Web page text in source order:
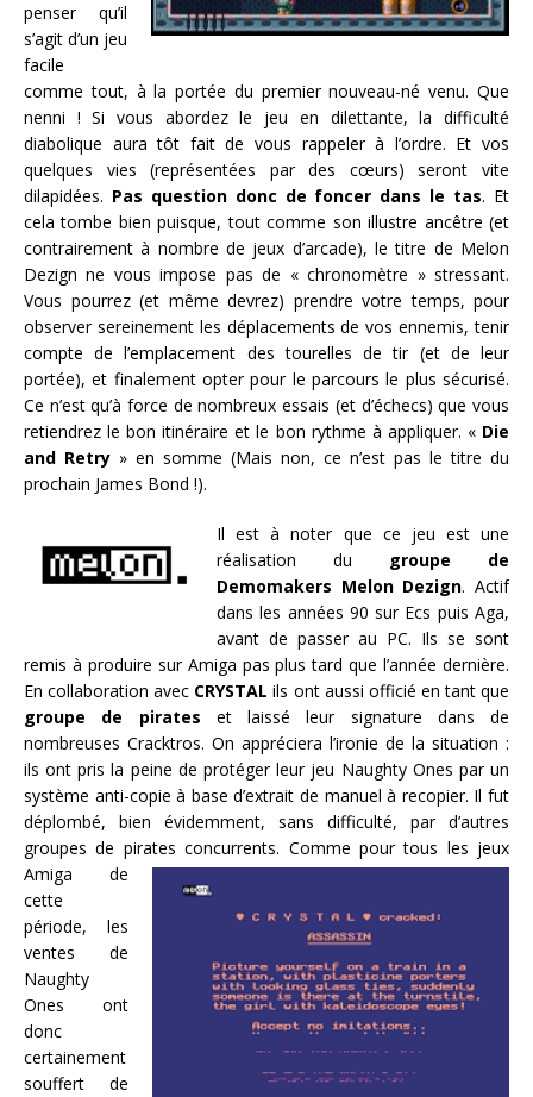
penser qu’il
s’agit d’un jeu
facile
comme tout, à la portée du premier nouveau-né venu. Que
nenni ! Si vous abordez le jeu en dilettante, la difficulté
diabolique aura tôt fait de vous rappeler à l’ordre. Et vos
quelques vies (représentées par des cœurs) seront vite
dilapidées. Pas question donc de foncer dans le tas. Et
cela tombe bien puisque, tout comme son illustre ancêtre (et
contrairement à nombre de jeux d’arcade), le titre de Melon
Dezign ne vous impose pas de « chronomètre » stressant.
Vous pourrez (et même devrez) prendre votre temps, pour
observer sereinement les déplacements de vos ennemis, tenir
compte de l’emplacement des tourelles de tir (et de leur
portée), et finalement opter pour le parcours le plus sécurisé.
Ce n’est qu’à force de nombreux essais (et d’échecs) que vous
retiendrez le bon itinéraire et le bon rythme à appliquer. « Die
and Retry » en somme (Mais non, ce n’est pas le titre du
prochain James Bond !).
Il est à noter que ce jeu est une
réalisation du groupe de
Demomakers Melon Dezign. Actif
dans les années 90 sur Ecs puis Aga,
avant de passer au PC. Ils se sont
remis à produire sur Amiga pas plus tard que l’année dernière.
En collaboration avec CRYSTAL ils ont aussi officié en tant que
groupe de pirates et laissé leur signature dans de
nombreuses Cracktros. On appréciera l’ironie de la situation :
ils ont pris la peine de protéger leur jeu Naughty Ones par un
système anti-copie à base d’extrait de manuel à recopier. Il fut
déplombé, bien évidemment, sans difficulté, par d’autres
groupes de pirates concurrents. Comme pour tous les jeux
Amiga de
cette
période, les
ventes de
Naughty
Ones ont
donc
certainement
souffert de